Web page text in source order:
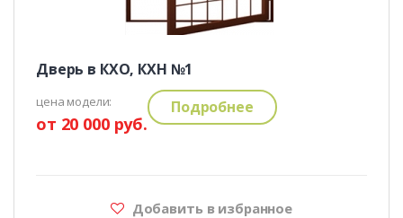
Дверь в КХО, КХН №1
цена модели:
от 20 000 руб.
Подробнее
Добавить в избранное